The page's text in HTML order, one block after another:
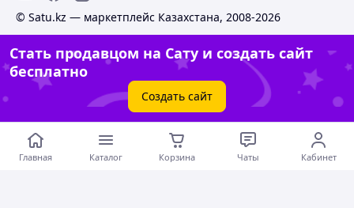
© Satu.kz — маркетплейс Казахстана, 2008-2026
Стать продавцом на Сату и создать сайт
бесплатно
Создать сайт
Главная Каталог Корзина Чаты Кабинет